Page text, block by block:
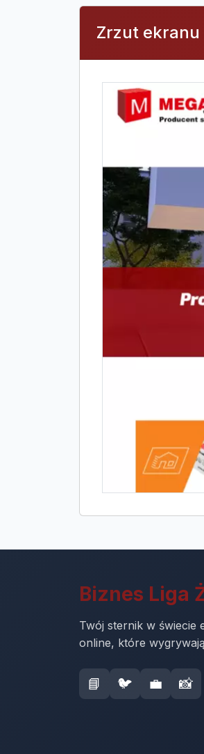
Zrzut
Biznes Liga
Twój sternik w świecie
online, które
📘 🐦 💼 📸